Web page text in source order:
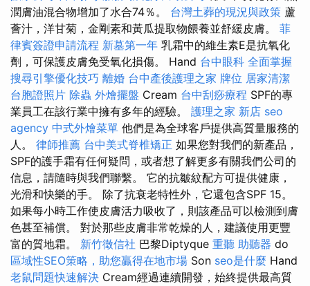
潤膚油混合物增加了水合74％。 台灣土葬的現況與政策 蘆
薈汁，洋甘菊，金剛素和黃瓜提取物餵養並舒緩皮膚。 菲
律賓簽證申請流程 新墓第一年 乳霜中的維生素E是抗氧化
劑，可保護皮膚免受氧化損傷。 Hand 台中眼科 全面掌握
搜尋引擎優化技巧 離婚 台中產後護理之家 牌位 居家清潔
台胞證照片 除蟲 外燴擺盤 Cream 台中刮痧療程 SPF的專
業員工在該行業中擁有多年的經驗。 護理之家 新店 seo
agency 中式外燴菜單 他們是為全球客戶提供高質量服務的
人。 律師推薦 台中美式脊椎矯正 如果您對我們的新產品，
SPF的護手霜有任何疑問，或者想了解更多有關我們公司的
信息，請隨時與我們聯繫。 它的抗皺紋配方可提供健康，
光滑和快樂的手。 除了抗衰老特性外，它還包含SPF 15。
如果每小時工作使皮膚活力吸收了，則該產品可以檢測到膚
色甚至補償。 對於那些皮膚非常乾燥的人，建議使用更豐
富的質地霜。 新竹徵信社 巴黎Diptyque 重聽 助聽器 do
區域性SEO策略，助您贏得在地市場 Son seo是什麼 Hand
老鼠問題快速解決 Cream經過連續開發，始終提供最高質